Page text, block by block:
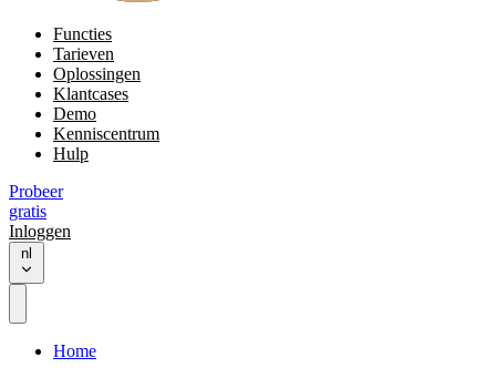
Functies
Tarieven
Oplossingen
Klantcases
Demo
Kenniscentrum
Hulp
Probeer
gratis
Inloggen
nl
Home